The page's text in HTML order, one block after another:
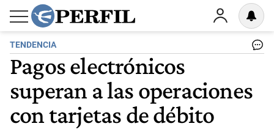
TENDENCIA
Pagos electrónicos
superan a las operaciones
con tarjetas de débito